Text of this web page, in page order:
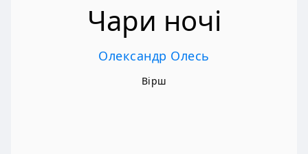
Чари ночі
Олександр Олесь
Вірш